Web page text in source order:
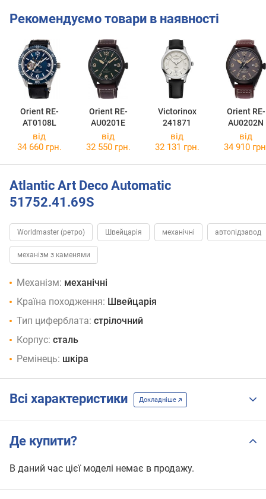
Рекомендуємо товари в наявності
Orient RE-
AT0108L
Orient RE-
AU0201E
Victorinox
241871
Orient RE-
AU0202N
від
34 660 грн.
від
32 550 грн.
від
32 131 грн.
від
34 910
Atlantic Art Deco Automatic
51752.41.69S
Worldmaster (ретро) Швейцарія механічні автопідзавод
механізм з каменями
Механізм: механічні
Країна походження: Швейцарія
Тип циферблата: стрілочний
Корпус: сталь
Ремінець: шкіра
Всі характеристики Докладніше
Де купити?
В даний час цієї моделі немає в продажу.